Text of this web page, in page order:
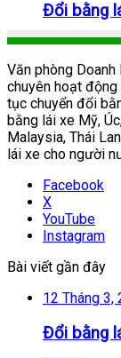
Đổi bằng
Văn phòng
chuyên hoạt
tục chuyển đổi
bằng lái xe Mỹ,
Malaysia, Thái
lái xe cho người
Facebook
X
YouTube
Instagram
Bài viết gần đây
12 Tháng 3,
Đổi bằng